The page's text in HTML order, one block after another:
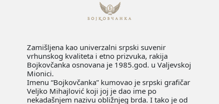
Zamišljena kao univerzalni srpski suvenir
vrhunskog kvaliteta i etno prizvuka, rakija
Bojkovčanka osnovana je 1985.god. u Valjevskoj
Mionici.
Imenu “Bojkovčanka” kumovao je srpski grafičar
Veljko Mihajlović koji joj je dao ime po
nekadašnjem nazivu obližnjeg brda. I tako je od